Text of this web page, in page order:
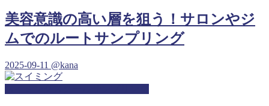
美容意識の高い層を狙う！サロンやジ
ムでのルートサンプリング
2025-09-11 @kana